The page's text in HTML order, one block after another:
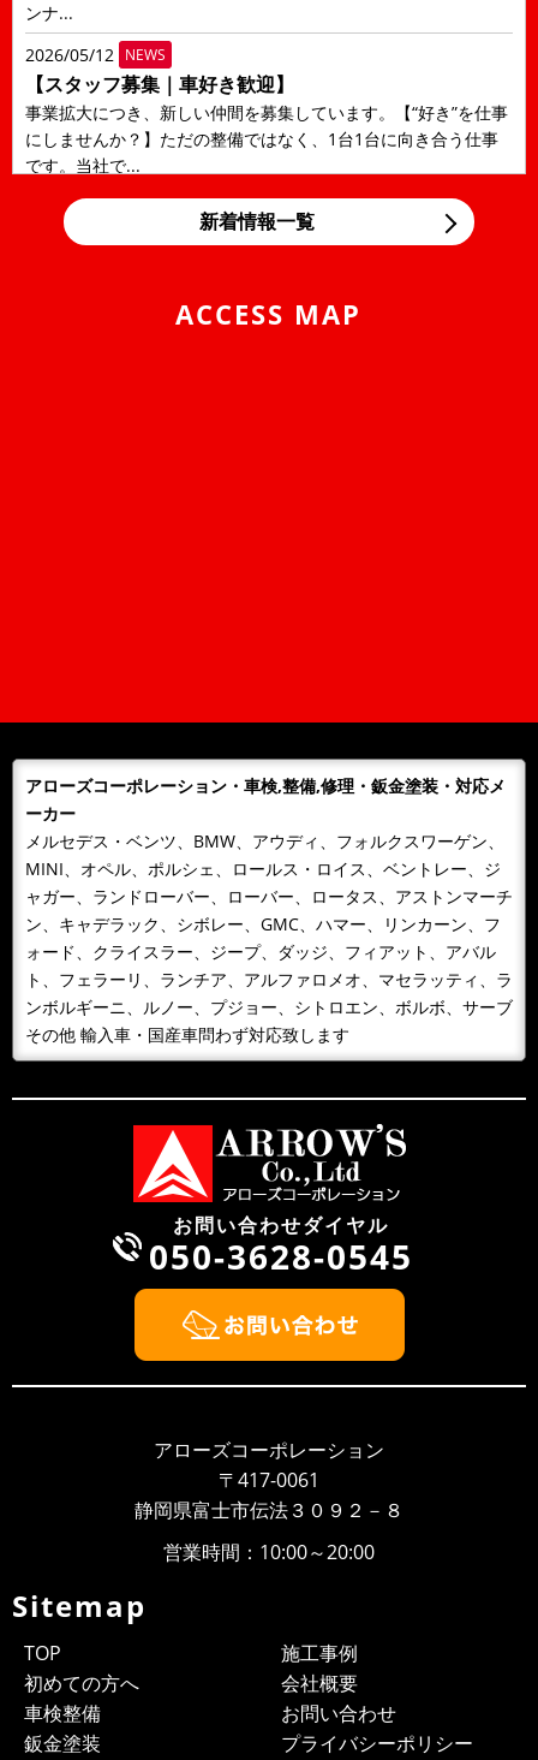
ンナ...
2026/05/12 NEWS
【スタッフ募集｜車好き歓迎】
事業拡大につき、新しい仲間を募集しています。【“好き”を仕事
にしませんか？】ただの整備ではなく、1台1台に向き合う仕事
です。当社で...
2026/05/12
LINE公式アカウントのご案内
ら下記のとおり、年末年始を休業とさせて頂きます。期間中、お
2023/12/23 NEWS
年末年始営業日のご案内
平素は格別のご愛顧を賜り厚くお礼申しあげます。誠に勝手なが
ら下記のとおり、年末年始を休業とさせて頂きます。期間中、お
客様には大変ご...
2023/07/25
NEWS
お盆期間中の休業日について
お盆期間中の休業日について 平素は、当社に格別のご高配を賜
り、厚く御礼申し上げます。 弊社のお盆期間中の営業につき
ま...
2022/10/09 NEWS
第2工場を新設しました
2022年10月1日、業務拡張に伴い新たに第2工場を新設致しまし
た。塗装ブース新設 最新機材導入 作業スペース（10台同時
2022/08/13 NEWS
お盆期間中の休業日について 平素は、当社に格別のご高配を賜
り、厚く御礼申し上げます。 弊社のお盆期間中の営業につき
平素は、当社に格別のご高配を賜り、厚く御礼申し上げます。
弊社のゴールデンウィーク期間中の営業につきまして、ご案内
NEWS
平素は、当社に格別のご高配を賜り、厚く御礼申し上げま
す。 弊社のお盆期間中の営業につきまして、ご案内申し上げま
す。 お客様...
2021/05/02
≪弊社からのお願いとご案内≫
新着情報一覧
ACCESS MAP
アローズコーポレーション・車検,整備,修理・鈑金塗装・対応メ
ーカー
メルセデス・ベンツ、BMW、アウディ、フォルクスワーゲン、
MINI、オペル、ポルシェ、ロールス・ロイス、ベントレー、ジ
ャガー、ランドローバー、ローバー、ロータス、アストンマーチ
ン、キャデラック、シボレー、GMC、ハマー、リンカーン、フ
ォード、クライスラー、ジープ、ダッジ、フィアット、アバル
ト、フェラーリ、ランチア、アルファロメオ、マセラッティ、ラ
ンボルギーニ、ルノー、プジョー、シトロエン、ボルボ、サーブ
その他 輸入車・国産車問わず対応致します
お問い合わせダイヤル
050-3628-0545
アローズコーポレーション
〒417-0061
静岡県富士市伝法３０９２－８
営業時間：10:00～20:00
Sitemap
TOP
初めての方へ
車検整備
鈑金塗装
施工事例
会社概要
お問い合わせ
プライバシーポリシー